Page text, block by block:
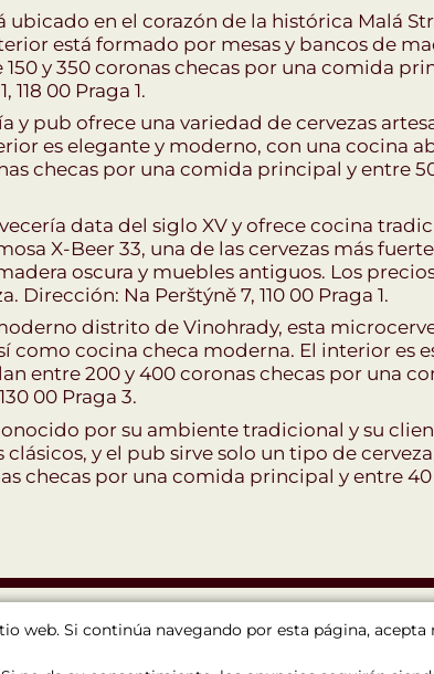
ubicado en el corazón de la histórica Malá
está formado por mesas y bancos de
y 350 coronas checas por una comida
00 Praga 1.
y pub ofrece una variedad de cervezas
es elegante y moderno, con una cocina
checas por una comida principal y entre
data del siglo XV y ofrece cocina
X-Beer 33, una de las cervezas más
oscura y muebles antiguos. Los
Dirección: Na Perštýně 7, 110 00 Praga 1.
distrito de Vinohrady, esta
como cocina checa moderna. El interior es
entre 200 y 400 coronas checas por una
00 Praga 3.
por su ambiente tradicional y su
y el pub sirve solo un tipo de
checas por una comida principal y entre
web. Si continúa navegando por esta página,